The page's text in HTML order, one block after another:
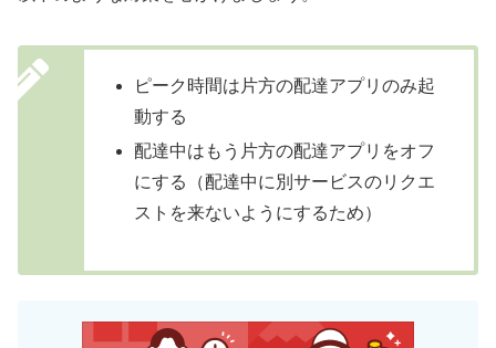
ピーク時間は片方の配達アプリのみ起
動する
配達中はもう片方の配達アプリをオフ
にする（配達中に別サービスのリクエ
ストを来ないようにするため）